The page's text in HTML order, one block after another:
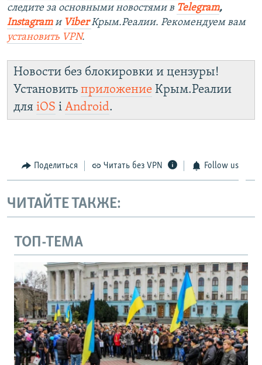
следите за основными новостями в Telegram,
Instagram и ViberКрым.Реалии. Рекомендуем вам
установить VPN.
Новости без блокировки и цензуры!
Установить приложение Крым.Реалии
для iOS і Android.
Поделиться Читать без VPN Follow us
ЧИТАЙТЕ ТАКЖЕ:
ТОП-ТЕМА